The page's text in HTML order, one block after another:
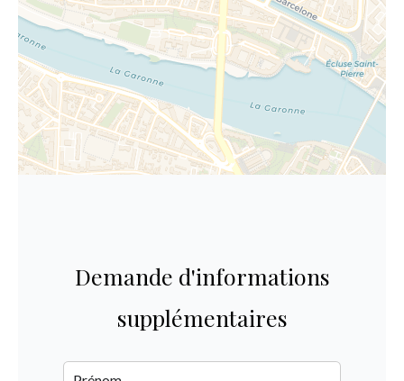
Demande d'informations
supplémentaires